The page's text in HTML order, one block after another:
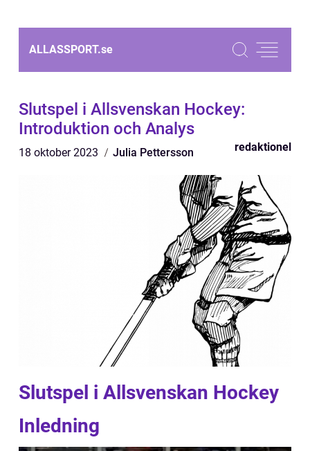
ALLASSPORT.se
Slutspel i Allsvenskan Hockey:
Introduktion och Analys
18 oktober 2023 Julia Pettersson redaktionel
Slutspel i Allsvenskan Hockey
Inledning